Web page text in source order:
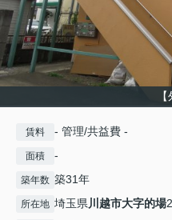
賃料 - 管理/共益費 -
面積 -
築年数 築31年
所在地 埼玉県川越市大字的場